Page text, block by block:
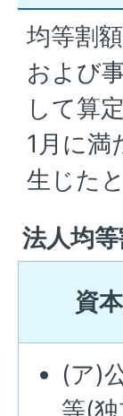
均等割
および
して算
1月に満
生じた
法人均
資
(ア)